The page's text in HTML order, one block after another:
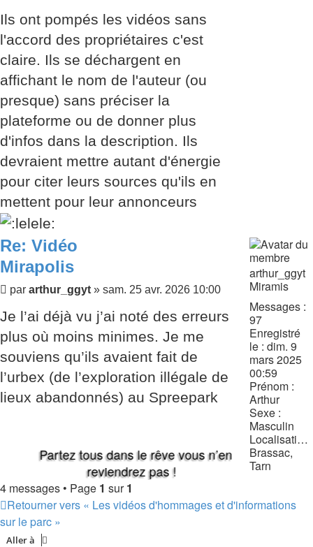
Ils ont pompés les vidéos sans
l'accord des propriétaires c'est
claire. Ils se déchargent en
affichant le nom de l'auteur (ou
presque) sans préciser la
plateforme ou de donner plus
d'infos dans la description. Ils
devraient mettre autant d'énergie
pour citer leurs sources qu'ils en
mettent pour leur annonceurs
arthur_ggyt
Miramis
Messages :
97
Enregistré
le : dim. 9
mars 2025
00:59
Prénom :
Arthur
Sexe :
Masculin
Localisation :
Brassac,
Tarn
Re: Vidéo
Mirapolis
Message
par arthur_ggyt » sam. 25 avr. 2026 10:00
Je l’ai déjà vu j’ai noté des erreurs
plus où moins minimes. Je me
souviens qu’ils avaient fait de
l’urbex (de l’exploration illégale de
lieux abandonnés) au Spreepark
Partez tous dans le rêve vous n’en
reviendrez pas !
4 messages • Page 1 sur1
Retourner vers « Les vidéos d'hommages et d'informations
sur le parc »
Aller à